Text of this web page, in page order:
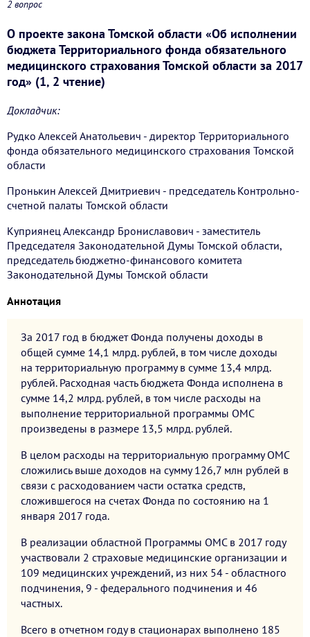
2 вопрос
О проекте закона Томской области «Об исполнении
бюджета Территориального фонда обязательного
медицинского страхования Томской области за 2017
год» (1, 2 чтение)
Докладчик:
Рудко Алексей Анатольевич - директор Территориального
фонда обязательного медицинского страхования Томской
области
Пронькин Алексей Дмитриевич - председатель Контрольно-
счетной палаты Томской области
Куприянец Александр Брониславович - заместитель
Председателя Законодательной Думы Томской области,
председатель бюджетно-финансового комитета
Законодательной Думы Томской области
Аннотация
За 2017 год в бюджет Фонда получены доходы в
общей сумме 14,1 млрд. рублей, в том числе доходы
на территориальную программу в сумме 13,4 млрд.
рублей. Расходная часть бюджета Фонда исполнена в
сумме 14,2 млрд. рублей, в том числе расходы на
выполнение территориальной программы ОМС
произведены в размере 13,5 млрд. рублей.
В целом расходы на территориальную программу ОМС
сложились выше доходов на сумму 126,7 млн рублей в
связи с расходованием части остатка средств,
сложившегося на счетах Фонда по состоянию на 1
января 2017 года.
В реализации областной Программы ОМС в 2017 году
участвовали 2 страховые медицинские организации и
109 медицинских учреждений, из них 54 - областного
подчинения, 9 - федерального подчинения и 46
частных.
Всего в отчетном году в стационарах выполнено 185